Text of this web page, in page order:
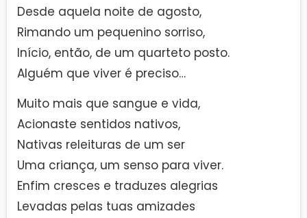
Desde aquela noite de agosto,
Rimando um pequenino sorriso,
Início, então, de um quarteto posto.
Alguém que viver é preciso…
Muito mais que sangue e vida,
Acionaste sentidos nativos,
Nativas releituras de um ser
Uma criança, um senso para viver.
Enfim cresces e traduzes alegrias
Levadas pelas tuas amizades